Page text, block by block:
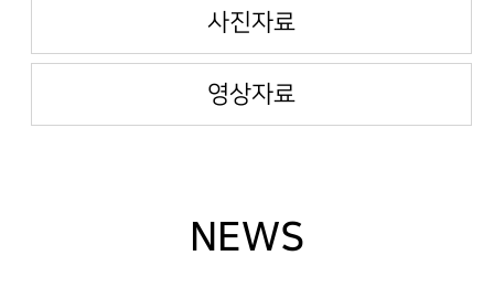
사진자료
영상자료
NEWS